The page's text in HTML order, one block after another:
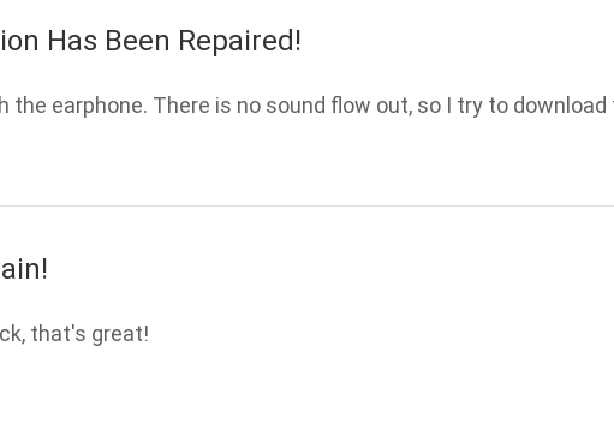
Has Been Repaired!
the earphone. There is no sound flow out, so I try to
that's great!